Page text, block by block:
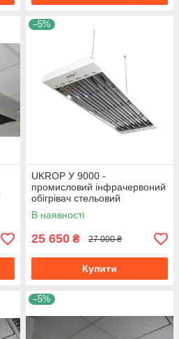
–5%
UKROP У 9000 -
промисловий інфрачервоний
обігрівач стельовий
средневолновый
В наявності
25 650 ₴ 27 000 ₴
Купити
–5%